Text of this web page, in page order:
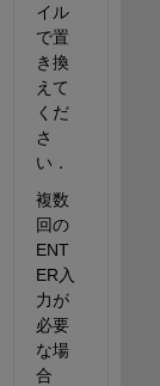
イル
で置
き換
えて
くだ
さ
い．
複数
回の
ENT
ER入
力が
必要
な場
合